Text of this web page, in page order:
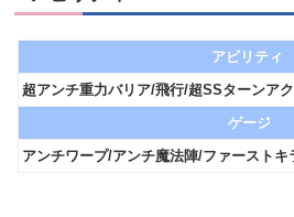
アビリティ
超アンチ重力バリア/飛行/超SSターンア
ゲージ
アンチワープ/アンチ魔法陣/ファーストキ